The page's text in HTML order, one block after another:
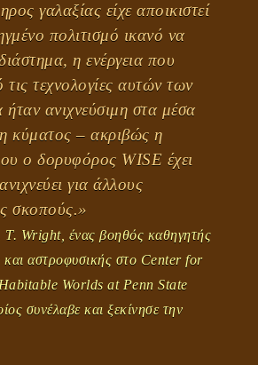
γαλαξίας είχε αποικιστεί
πολιτισμό ικανό να
η ενέργεια που
τεχνολογίες αυτών των
ήταν ανιχνεύσιμη στα μέσα
κύματος – ακριβώς η
ο δορυφόρος WISE έχει
για άλλους
σκοπούς.»
Wright, ένας βοηθός καθηγητής
και αστροφυσικής στο Center for
Worlds at Penn State
συνέλαβε και ξεκίνησε την